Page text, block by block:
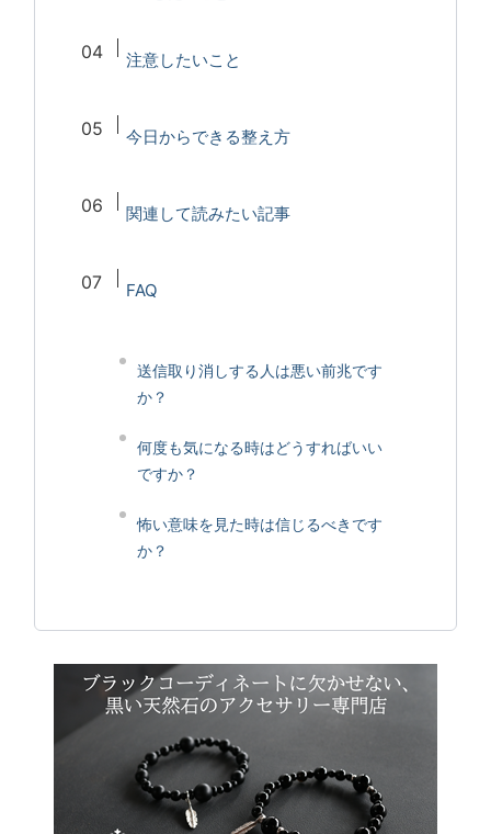
注意したいこと
今日からできる整え方
関連して読みたい記事
FAQ
送信取り消しする人は悪い前兆です
か？
何度も気になる時はどうすればいい
ですか？
怖い意味を見た時は信じるべきです
か？